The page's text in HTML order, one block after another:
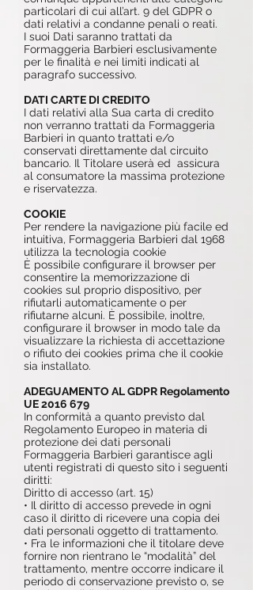
particolari di cui all’art. 9 del GDPR o
dati relativi a condanne penali o reati.
I suoi Dati saranno trattati da
Formaggeria Barbieri esclusivamente
per le finalità e nei limiti indicati al
paragrafo successivo.
DATI CARTE DI CREDITO
I dati relativi alla Sua carta di credito
non verranno trattati da Formaggeria
Barbieri in quanto trattati e/o
conservati direttamente dal circuito
bancario. Il Titolare userà ed assicura
al consumatore la massima protezione
e riservatezza.
COOKIE
Per rendere la navigazione più facile ed
intuitiva, Formaggeria Barbieri dal 1968
utilizza la tecnologia cookie
È possibile configurare il browser per
consentire la memorizzazione di
cookies sul proprio dispositivo, per
rifiutarli automaticamente o per
rifiutarne alcuni. È possibile, inoltre,
configurare il browser in modo tale da
visualizzare la richiesta di accettazione
o rifiuto dei cookies prima che il cookie
sia installato.
ADEGUAMENTO AL GDPR Regolamento
UE2016 679
In conformità a quanto previsto dal
Regolamento Europeo in materia di
protezione dei dati personali
Formaggeria Barbieri garantisce agli
utenti registrati di questo sito i seguenti
diritti:
Diritto di accesso (art. 15)
• Il diritto di accesso prevede in ogni
caso il diritto di ricevere una copia dei
dati personali oggetto di trattamento.
• Fra le informazioni che il titolare deve
fornire non rientrano le “modalità” del
trattamento, mentre occorre indicare il
periodo di conservazione previsto o, se